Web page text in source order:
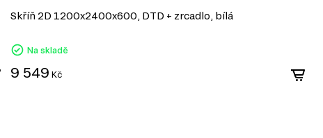
Skříň 2D 1200x2400x600, DTD + zrcadlo, bílá
Na skladě
9 549 Kč